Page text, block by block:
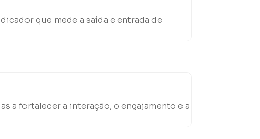
que mede a saída e entrada de
a fortalecer a interação, o engajamento e a